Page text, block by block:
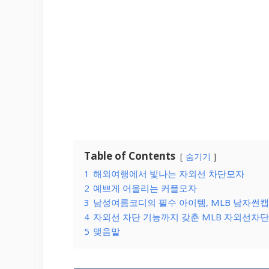
Table of Contents 숨기기
1 해외여행에서 빛나는 자외선 차단모자
2 예쁘게 어울리는 커플모자
3 남성여름코디의 필수 아이템, MLB 남자썬캡
4 자외선 차단 기능까지 갖춘 MLB 자외선차
5 맺음말